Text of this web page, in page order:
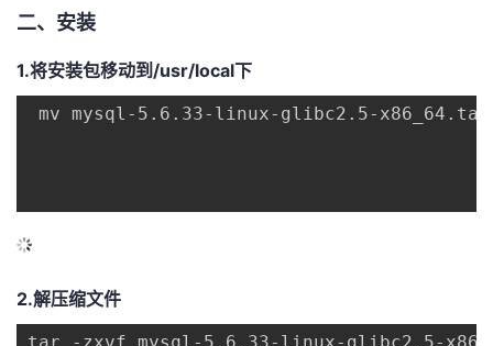
客
论
坛
的
圈
子
我
的
直
我
的
我
我
的
课
我
的
我
藏
的
技
术
我
的
云
二、安装
1.将安装包移动到/usr/local下
mv mysql-5.6.33-linux-glibc2.5-
2.解压缩文件